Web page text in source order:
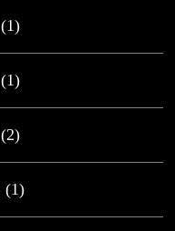
(1)
(1)
(2)
(1)